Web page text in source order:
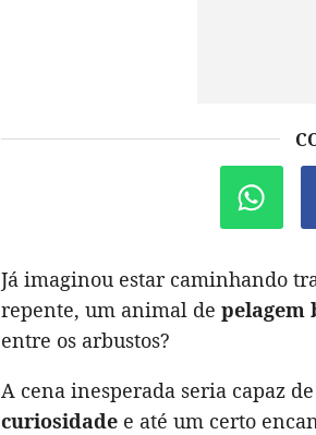
Já imaginou estar caminhando
repente, um animal de pelagem
entre os arbustos?
A cena inesperada seria capaz
curiosidade e até um certo